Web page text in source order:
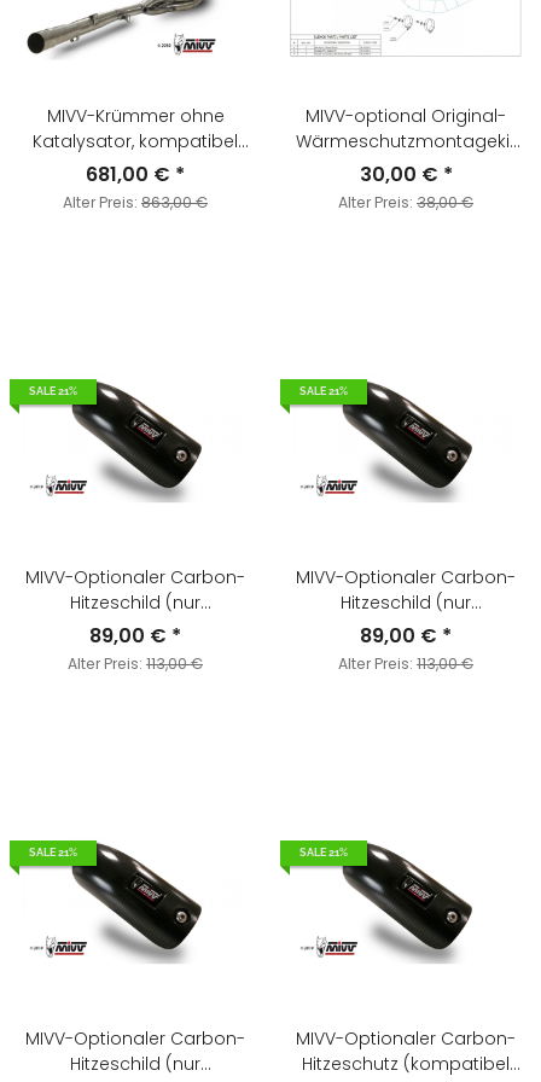
MIVV-Krümmer ohne
Katalysator, kompatibel
mit MIVV- und
Originalschalldämpfern. -
für KAWASAKI - Z900 RS BJ.
681,00 € *
Alter Preis: 863,00 €
MIVV-optional Original-
Wärmeschutzmontagekit
2017 > 2024 - ACC.074.0
30,00 € *
Alter Preis: 38,00 €
SALE 21%
MIVV-Optionaler Carbon-
Hitzeschild (nur
kompatibel mit D.030- und
D.041-Auspuffanlagen) -
für DUCATI - MONSTER 1200
89,00 € *
Alter Preis: 113,00 €
SALE 21%
MIVV-Optionaler Carbon-
Hitzeschild (nur
kompatibel mit D.030- und
D.041-Auspuffanlagen) -
für DUCATI - MONSTER 821
89,00 € *
Alter Preis: 113,00 €
SALE 21%
MIVV-Optionaler Carbon-
Hitzeschild (nur
SALE 21%
MIVV-Optionaler Carbon-
Hitzeschutz (kompatibel